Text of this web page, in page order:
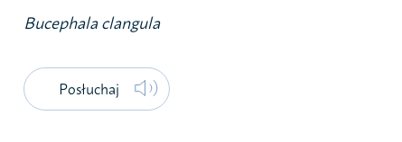
Bucephala clangula
Posłuchaj